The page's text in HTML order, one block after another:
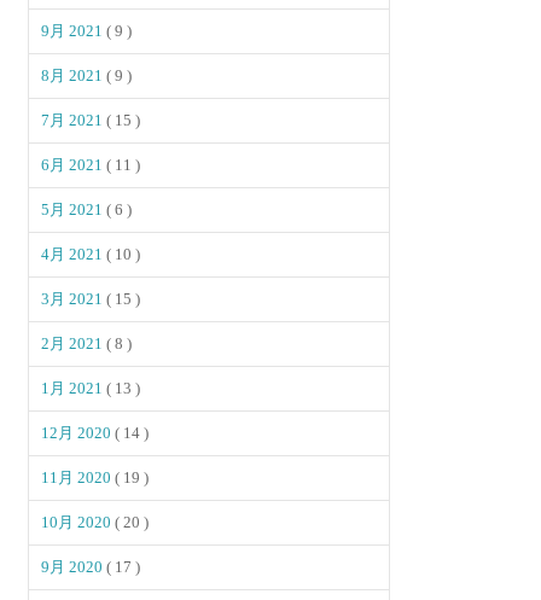
9月 2021( 9 )
8月 2021( 9 )
7月 2021( 15 )
6月 2021( 11 )
5月 2021( 6 )
4月 2021( 10 )
3月 2021( 15 )
2月 2021( 8 )
1月 2021( 13 )
12月 2020( 14 )
11月 2020( 19 )
10月 2020( 20 )
9月 2020( 17 )